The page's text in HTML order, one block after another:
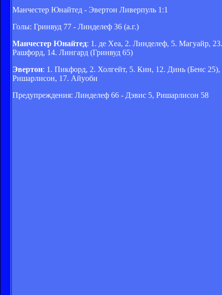
Манчестер Юнайтед - Эвертон Ливерпуль 1:1
Голы: Гринвуд 77 - Линделеф 36 (а.г.)
Манчестер Юнайтед: 1. де Хеа, 2. Линделеф, 5. Магуайр,
Рашфорд, 14. Лингард (Гринвуд 65)
Эвертон: 1. Пикфорд, 2. Холгейт, 5. Кин, 12. Динь (Бенс
Ришарлисон, 17. Айуоби
Предупреждения: Линделеф 66 - Дэвис 5, Ришарлисон 58